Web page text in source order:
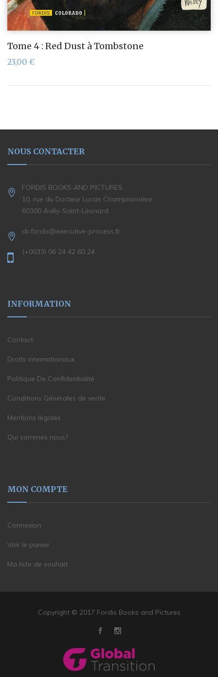
Tome 4 : Red Dust à Tombstone
23,00 €
NOUS CONTACTER
FORDIS BOOKS AND PICTURES
10, rue du Docteur Lucas Championnière
60300 Avilly-Saint-Léonard
sb.fordis@executive-process.fr
(+0033) 06 24 42 60 24
INFORMATION
Contact
Droits internationaux
Politique De Confidentialité
Conditions Générales de vente
Mentions légales
Qui sommes nous?
MON COMPTE
Connexion
Voir le panier
Ma liste de souhait
Copyright © 2017 Fordis Books and Pictures